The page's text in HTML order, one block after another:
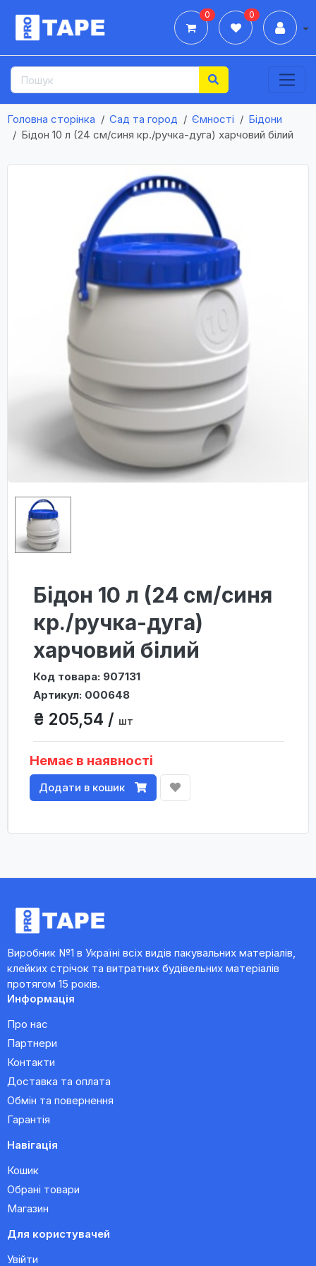
0 0
Головна сторінка Сад та город Ємності
Бідони
Бідон 10 л (24 см/синя кр./ручка-дуга) харчовий білий
Бідон 10 л (24 см/синя
кр./ручка-дуга)
харчовий білий
Код товара: 907131
Артикул: 000648
₴ 205,54 / шт
Немає в наявності
Додати в кошик
Виробник №1 в Україні всіх видів пакувальних матеріалів,
клейких стрічок та витратних будівельних матеріалів
протягом 15 років.
Информація
Про нас
Партнери
Контакти
Доставка та оплата
Обмін та повернення
Гарантія
Навігація
Кошик
Обрані товари
Магазин
Для користувачей
Увійти